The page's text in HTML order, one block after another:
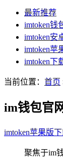
最新推荐
imtoken钱
imtoken安
imtoken苹
imtoken下
当前位置： 首页
im钱包官
imtoken苹果版
聚焦于im